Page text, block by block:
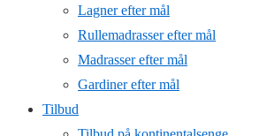
Lagner efter mål
Rullemadrasser efter mål
Madrasser efter mål
Gardiner efter mål
Tilbud